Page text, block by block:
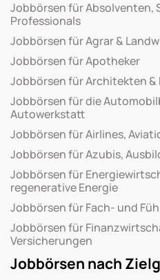
Jobbörsen für Absolventen,
Professionals
Jobbörsen für Agrar &
Jobbörsen für Apotheker
Jobbörsen für Architekten
Jobbörsen für die
Autowerkstatt
Jobbörsen für Airlines,
Jobbörsen für Azubis,
Jobbörsen für
regenerative Energie
Jobbörsen für Fach- und
Jobbörsen für
Versicherungen
Jobbörsen nach